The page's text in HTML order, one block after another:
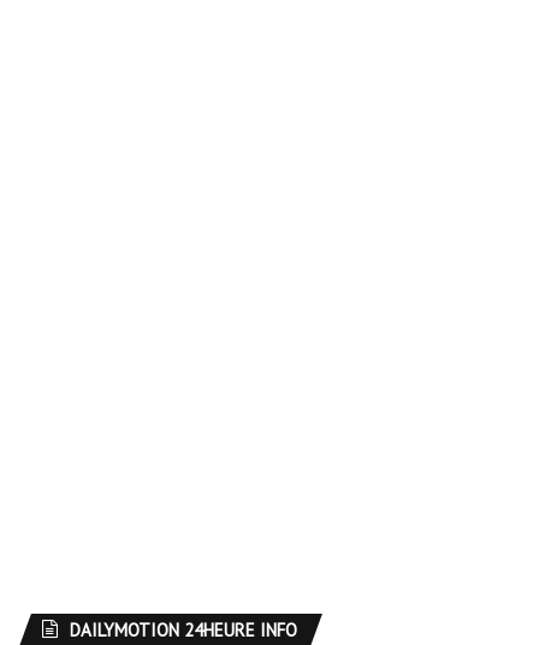
DAILYMOTION 24HEURE INFO